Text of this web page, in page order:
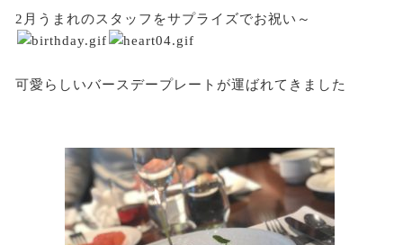
2月うまれのスタッフをサプライズでお祝い～
可愛らしいバースデープレートが運ばれてきました